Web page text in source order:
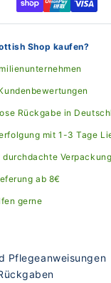
Shop kaufen?
Rückgabe in
mit 1-3 Tage
ab 8€
gerne
Pflegeanweisungen